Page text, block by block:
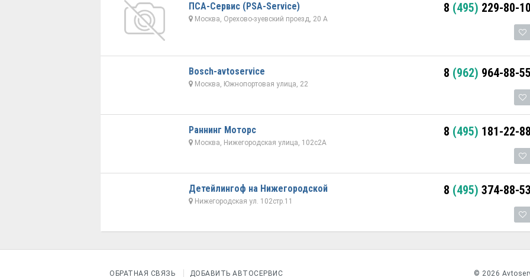
ПСА-Сервис (PSA-Service)
Москва, Орехово-зуевский проезд, 20 А
8 (495) 229-80-10
Bosch-avtoservice
Москва, Южнопортовая улица, 22
8 (962) 964-88-55
Раннинг Моторс
Москва, Нижегородская улица, 102с2А
8 (495) 181-22-88
Детейлингоф на Нижегородской
Нижегородская ул. 102стр.11
8 (495) 374-88-53
ОБРАТНАЯ СВЯЗЬ ДОБАВИТЬ АВТОСЕРВИС © 2026